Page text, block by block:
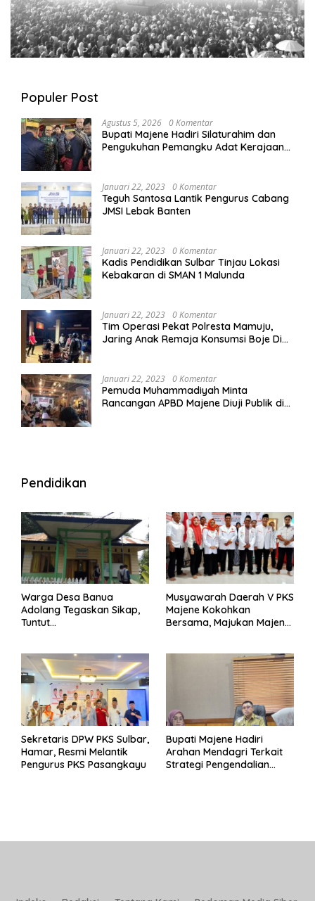
Populer Post
Agustus 5, 2026 0 Komentar
Bupati Majene Hadiri Silaturahim dan
Pengukuhan Pemangku Adat Kerajaan
Januari 22, 2023 0 Komentar
Teguh Santosa Lantik Pengurus Cabang
JMSI Lebak Banten
Januari 22, 2023 0 Komentar
Kadis Pendidikan Sulbar Tinjau Lokasi
Kebakaran di SMAN 1 Malunda
Januari 22, 2023 0 Komentar
Tim Operasi Pekat Polresta Mamuju,
Jaring Anak Remaja Konsumsi Boje Di
Januari 22, 2023 0 Komentar
Pemuda Muhammadiyah Minta
Rancangan APBD Majene Diuji Publik di
Pendidikan
Warga Desa Banua
Adolang Tegaskan Sikap,
Tuntut
Musyawarah Daerah V PKS
Majene Kokohkan
Bersama, Majukan Majene
Sekretaris DPW PKS Sulbar,
Hamar, Resmi Melantik
Pengurus PKS Pasangkayu
Bupati Majene Hadiri
Arahan Mendagri Terkait
Strategi Pengendalian